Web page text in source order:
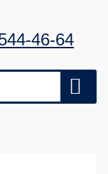
46-64